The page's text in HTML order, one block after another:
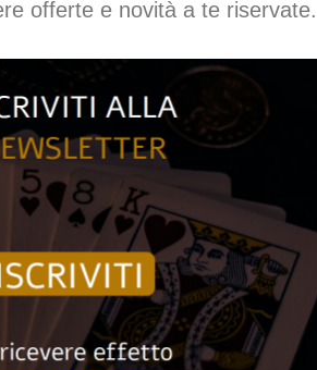
offerte e novità a te riservate.